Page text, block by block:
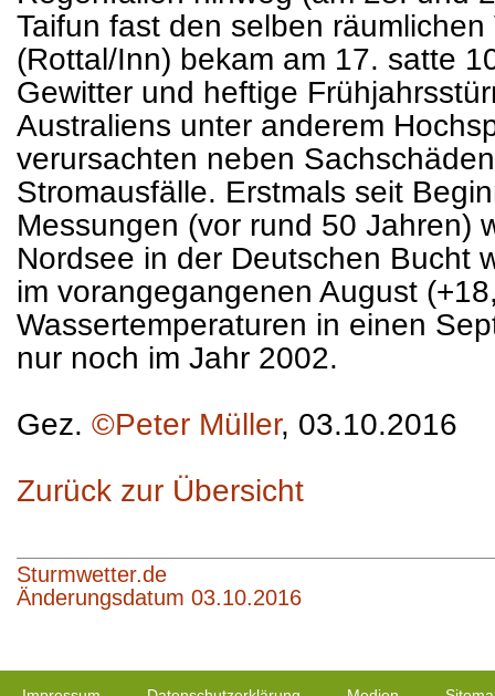
Taifun fast den selben
(Rottal/Inn) bekam am 17. satte
Gewitter und heftige
Australiens unter anderem
verursachten neben
Stromausfälle. Erstmals seit
Messungen (vor rund 50 Jahren)
Nordsee in der Deutschen Bucht
im vorangegangenen August
Wassertemperaturen in einen
nur noch im Jahr 2002.
Gez. ©Peter Müller, 03.10.2016
Zurück zur Übersicht
Sturmwetter.de
Änderungsdatum 03.10.2016